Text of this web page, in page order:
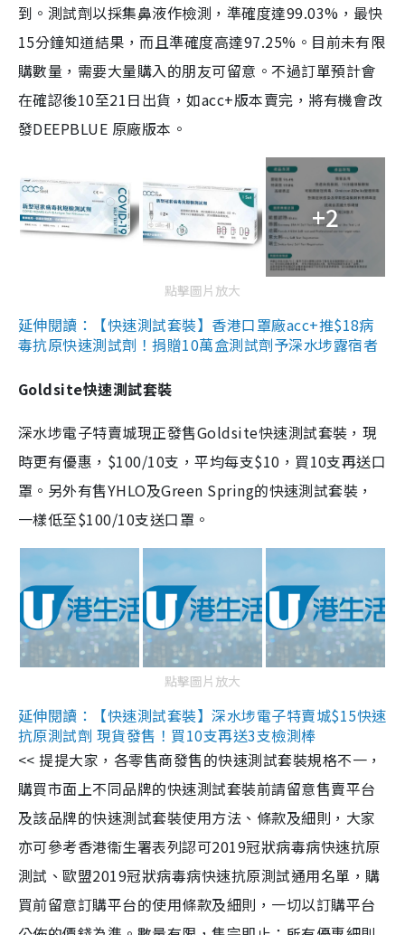
到。測試劑以採集鼻液作檢測，準確度達99.03%，最快
15分鐘知道結果，而且準確度高達97.25%。目前未有限
購數量，需要大量購入的朋友可留意。不過訂單預計會
在確認後10至21日出貨，如acc+版本賣完，將有機會改
發DEEPBLUE 原廠版本。
+2
點擊圖片放大
延伸閱讀：【快速測試套裝】香港口罩廠acc+推$18病
毒抗原快速測試劑！捐贈10萬盒測試劑予深水埗露宿者
Goldsite快速測試套裝
深水埗電子特賣城現正發售Goldsite快速測試套裝，現
時更有優惠，$100/10支，平均每支$10，買10支再送口
罩。另外有售YHLO及Green Spring的快速測試套裝，
一樣低至$100/10支送口罩。
點擊圖片放大
延伸閱讀：【快速測試套裝】深水埗電子特賣城$15快速
抗原測試劑 現貨發售！買10支再送3支檢測棒
<< 提提大家，各零售商發售的快速測試套裝規格不一，
購買市面上不同品牌的快速測試套裝前請留意售賣平台
及該品牌的快速測試套裝使用方法、條款及細則，大家
亦可參考香港衞生署表列認可2019冠狀病毒病快速抗原
測試、歐盟2019冠狀病毒病快速抗原測試通用名單，購
買前留意訂購平台的使用條款及細則，一切以訂購平台